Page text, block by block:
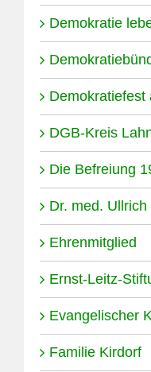
Demokratie
Demokratiefest
DGB-Kreis
Die Befreiung
Dr. med.
Ehrenmitglied
Ernst-Leitz-
Evangelischer
Familie Kirdorf